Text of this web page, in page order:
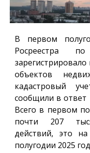
В первом
Росреестра
объектов
кадастровый
сообщили в ответ
Всего в первом
почти 207
действий, это
полугодии 2025